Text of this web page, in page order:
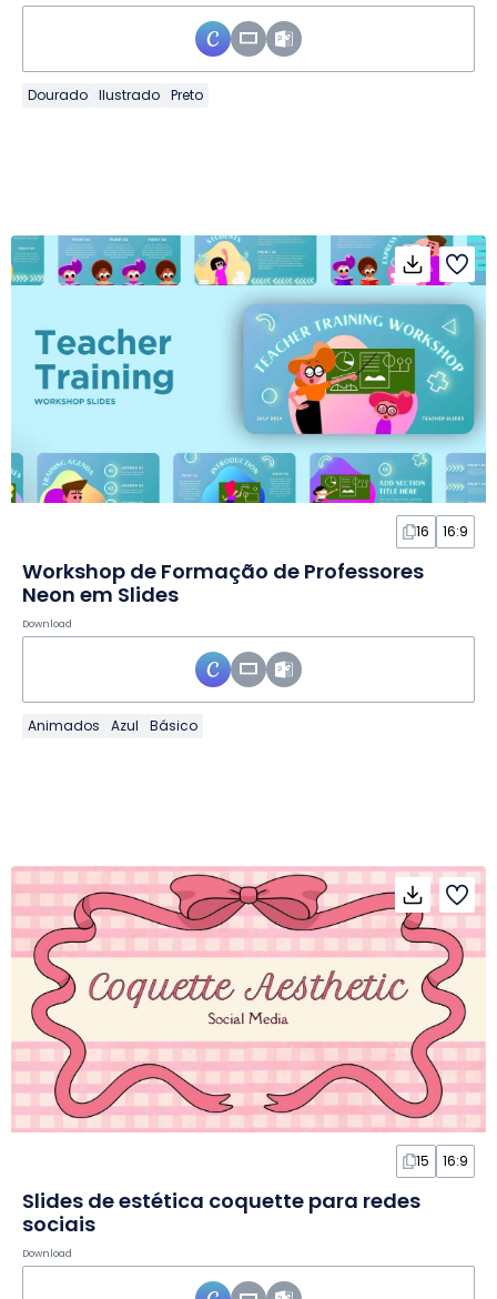
Dourado Ilustrado Preto
16 16:9
Workshop de Formação de Professores
Neon em Slides
Download
Animados Azul Básico
15 16:9
Slides de estética coquette para redes
sociais
Download